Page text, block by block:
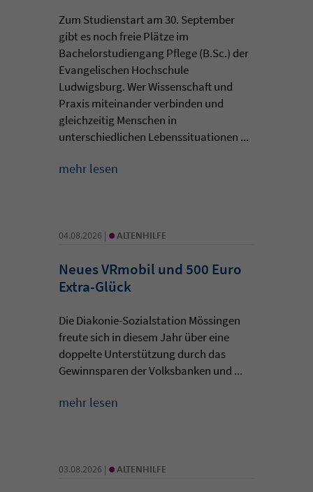
Zum Studienstart am 30. September
gibt es noch freie Plätze im
Bachelorstudiengang Pflege (B.Sc.) der
Evangelischen Hochschule
Ludwigsburg. Wer Wissenschaft und
Praxis miteinander verbinden und
gleichzeitig Menschen in
unterschiedlichen Lebenssituationen ...
mehr lesen
04.08.2026 | • ALTENHILFE
Neues VRmobil und 500 Euro
Extra-Glück
Die Diakonie-Sozialstation Mössingen
freute sich in diesem Jahr über eine
doppelte Unterstützung durch das
Gewinnsparen der Volksbanken und ...
mehr lesen
03.08.2026 | • ALTENHILFE